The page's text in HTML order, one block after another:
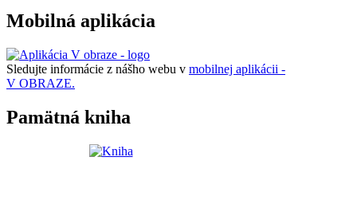
Mobilná aplikácia
Sledujte informácie z nášho webu v mobilnej aplikácii -
V OBRAZE.
Pamätná kniha